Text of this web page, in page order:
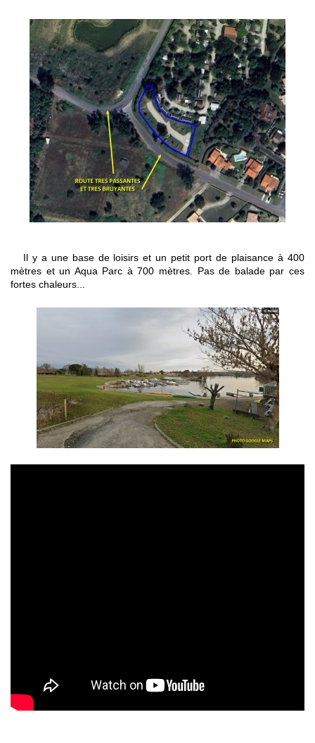
Il y a une base de loisirs et un petit port de plaisance à 400
mètres et un Aqua Parc à 700 mètres. Pas de balade par ces
fortes chaleurs...